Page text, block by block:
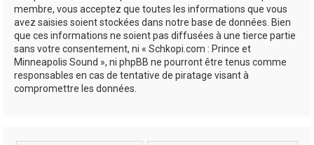
membre, vous acceptez que toutes les informations que vous
avez saisies soient stockées dans notre base de données. Bien
que ces informations ne soient pas diffusées à une tierce partie
sans votre consentement, ni « Schkopi.com : Prince et
Minneapolis Sound », ni phpBB ne pourront être tenus comme
responsables en cas de tentative de piratage visant à
compromettre les données.